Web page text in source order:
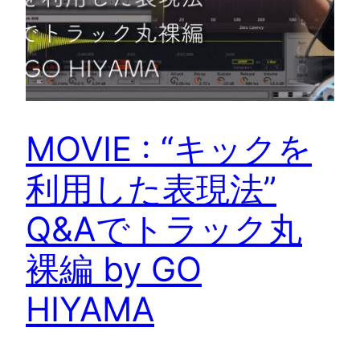
MOVIE : “キックを
利用した表現法”
Q&Aでトラック丸
裸編 by GO
HIYAMA